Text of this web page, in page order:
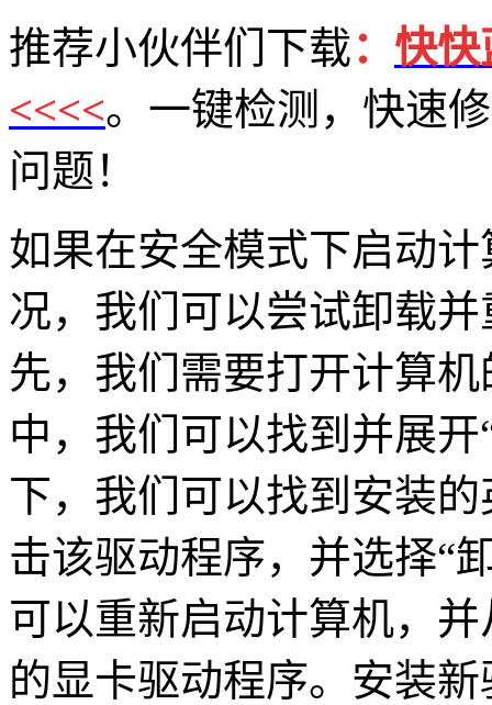
推荐小伙伴们下载： 快快
<<<<。一键检测，快速
问题！
如果在安全模式下启动
况，我们可以尝试卸载
先，我们需要打开计算
中，我们可以找到并展
下，我们可以找到安装
击该驱动程序，并选择“
可以重新启动计算机，
的显卡驱动程序。安装